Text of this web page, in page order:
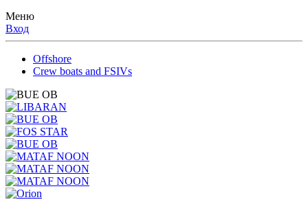
Меню
Вход
Offshore
Crew boats and FSIVs